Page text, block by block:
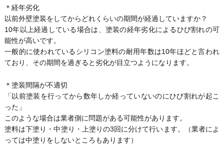
＊経年劣化
以前外壁塗装をしてからどれくらいの期間が経過していますか？
10年以上経過している場合は、塗装の経年劣化によるひび割れの可
能性が高いです。
一般的に使われているシリコン塗料の耐用年数は10年ほどと言われ
ており、その期間を過ぎると劣化が目立つようになります。
＊塗装間隔が不適切
「以前塗装を行ってから数年しか経っていないのにひび割れが起こ
った」
このような場合は業者側に問題がある可能性があります。
塗料は下塗り・中塗り・上塗りの3回に分けて行います。（業者によ
っては中塗りをしないところもあります）